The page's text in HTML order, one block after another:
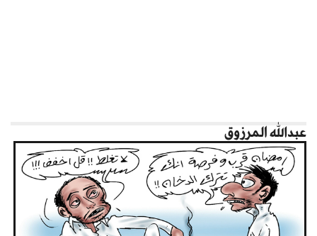
عبدالله المرزوق